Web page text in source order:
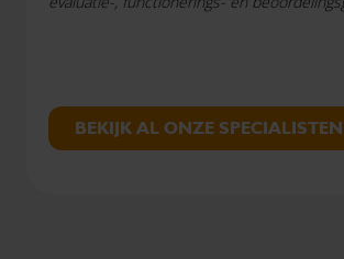
BEKIJK AL ONZE